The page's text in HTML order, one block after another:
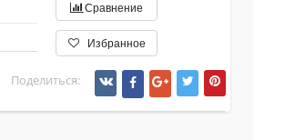
Сравнение
Избранное
Поделиться: